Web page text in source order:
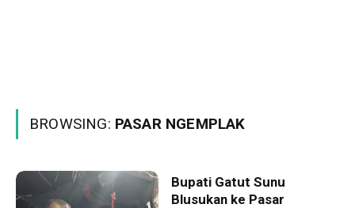
BROWSING: PASAR NGEMPLAK
Bupati Gatut Sunu
Blusukan ke Pasar